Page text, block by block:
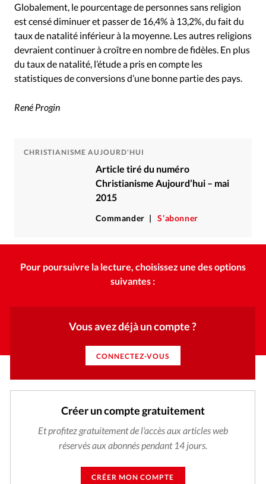
Globalement, le pourcentage de personnes sans religion
est censé diminuer et passer de 16,4% à 13,2%, du fait du
taux de natalité inférieur à la moyenne. Les autres religions
devraient continuer à croître en nombre de fidèles. En plus
du taux de natalité, l’étude a pris en compte les
statistiques de conversions d’une bonne partie des pays.
René Progin
CHRISTIANISME AUJOURD'HUI
Article tiré du numéro
Christianisme Aujourd’hui – mai
2015
Commander S’abonner
Pour poursuivre la lecture, choisissez une des options
suivantes :
Vous avez déjà un compte ?
CONNECTEZ-VOUS
Créer un compte gratuitement
Et profitez gratuitement de l'accès aux articles web
réservés aux abonnés pendant 14 jours.
CRÉER MON COMPTE